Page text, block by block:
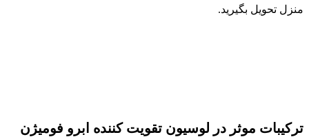
منزل تحویل بگیرید.
ترکیبات موثر در لوسیون تقویت کننده ابرو فومیژن